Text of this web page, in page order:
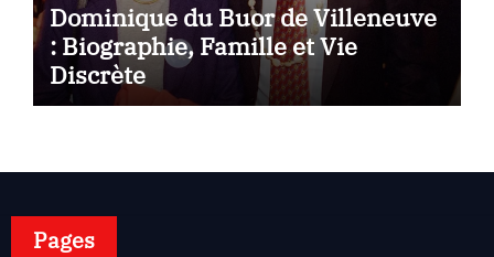
Dominique du Buor de Villeneuve
: Biographie, Famille et Vie
Discrète
Pages